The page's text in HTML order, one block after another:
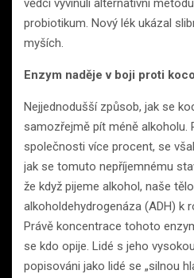
vědci vyvinuli alternativní
probiotikum. Nový lék ukázal
myších.
Enzym naděje v boji proti
Nejjednodušší způsob, jak se
samozřejmě pít méně alkoholu.
společnosti více procent, se
jak se tomuto nepříjemnému
že když pijeme alkohol, naše
alkoholdehydrogenáza (ADH) k
Právě koncentrace tohoto
se kdo opije. Lidé s jeho
popisováni jako lidé se „silnou